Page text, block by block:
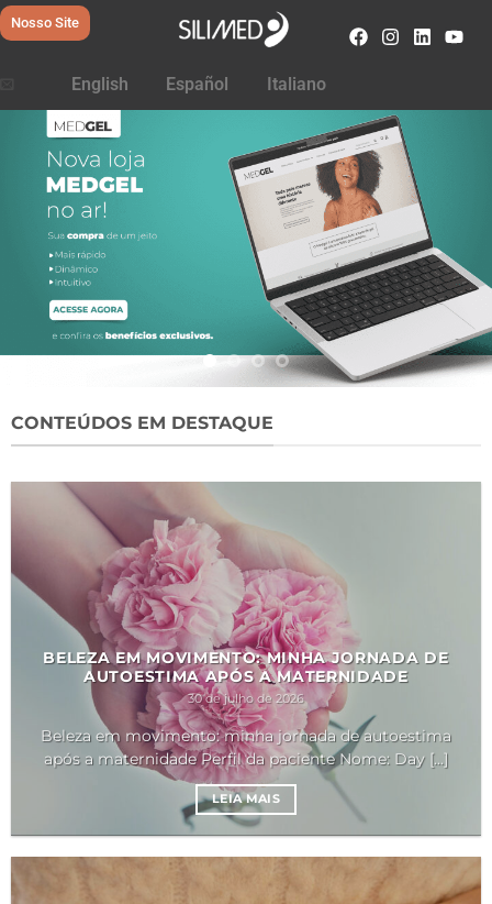
Nosso Site
English Español Italiano
CONTEÚDOS EM DESTAQUE
BELEZA EM MOVIMENTO: MINHA JORNADA DE
AUTOESTIMA APÓS A MATERNIDADE
30 de julho de 2026
Beleza em movimento: minha jornada de autoestima
após a maternidade Perfil da paciente Nome: Day [...]
LEIA MAIS